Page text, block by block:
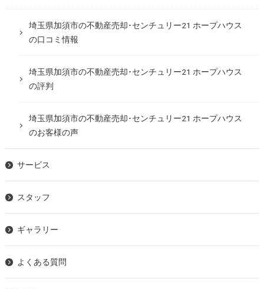
埼玉県加須市の不動産売却･センチュリー21 ホープハウス
の口コミ情報
埼玉県加須市の不動産売却･センチュリー21 ホープハウス
の評判
埼玉県加須市の不動産売却･センチュリー21 ホープハウス
のお客様の声
サービス
スタッフ
ギャラリー
よくある質問